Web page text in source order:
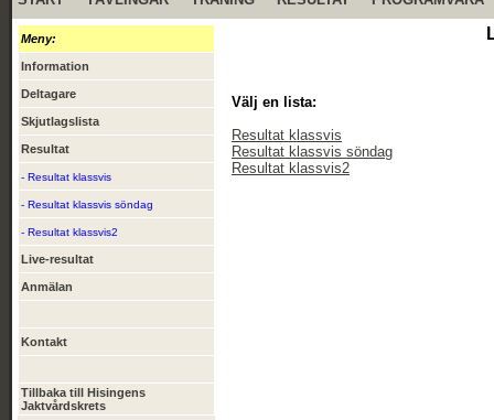
Meny:
Information
Deltagare
Skjutlagslista
Resultat
- Resultat klassvis
- Resultat klassvis söndag
- Resultat klassvis2
Live-resultat
Anmälan
Kontakt
Tillbaka till Hisingens
Jaktvårdskrets
Välj en lista:
Resultat klassvis
Resultat klassvis söndag
Resultat klassvis2